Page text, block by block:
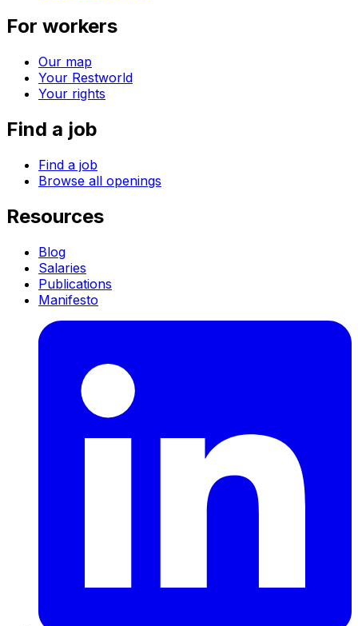
For workers
Our map
Your Restworld
Your rights
Find a job
Find a job
Browse all openings
Resources
Blog
Salaries
Publications
Manifesto